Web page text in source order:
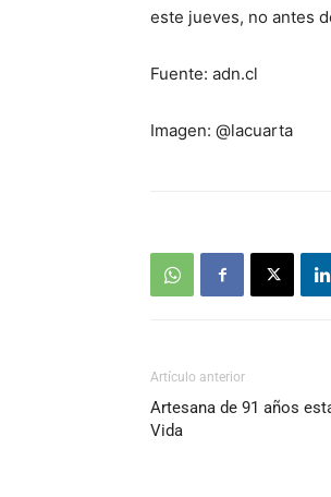
este jueves, no antes
Fuente: adn.cl
Imagen: @lacuarta
Artículo anterior
Artesana de 91 años
Vida